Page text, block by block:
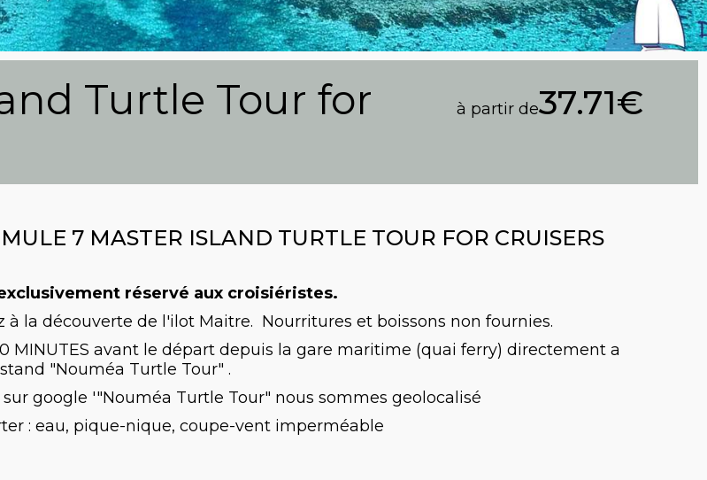
Turtle Tour for
à partir de37.71€
7 MASTER ISLAND TURTLE TOUR FOR CRUISERS
réservé aux croisiéristes.
à la découverte de l'ilot Maitre. Nourritures et boissons non fournies.
MINUTES avant le départ depuis la gare maritime (quai ferry) directement a
"Nouméa Turtle Tour" .
sur google '"Nouméa Turtle Tour" nous sommes geolocalisé
: eau, pique-nique, coupe-vent imperméable